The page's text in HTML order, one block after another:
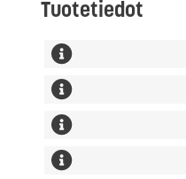
Tuotetiedot